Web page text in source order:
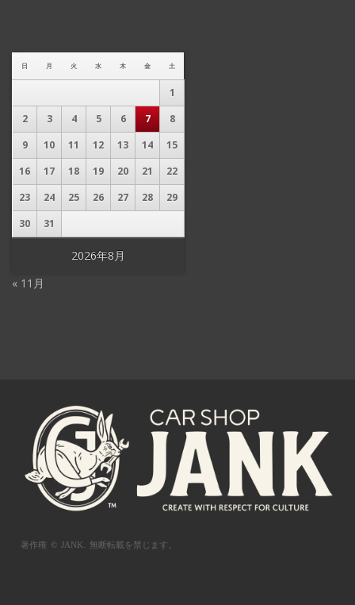
2026年8月
日 月 火 水 木 金 土
1
2
3 4 5 6 7
8
9
10 11 12 13 14
15
16
17 18 19 20 21
22
23
24 25 26 27 28
29
30
31
« 11月
著作権 © JANK. 無断転載を禁じます。